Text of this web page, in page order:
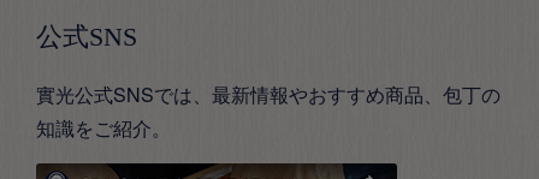
公式SNS
實光公式SNSでは、最新情報やおすすめ商品、包丁の
知識をご紹介。